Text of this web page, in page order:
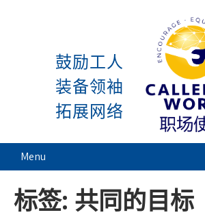
Called To Work
鼓励工人
装备领袖
拓展网络
Menu
标签: 共同的目标